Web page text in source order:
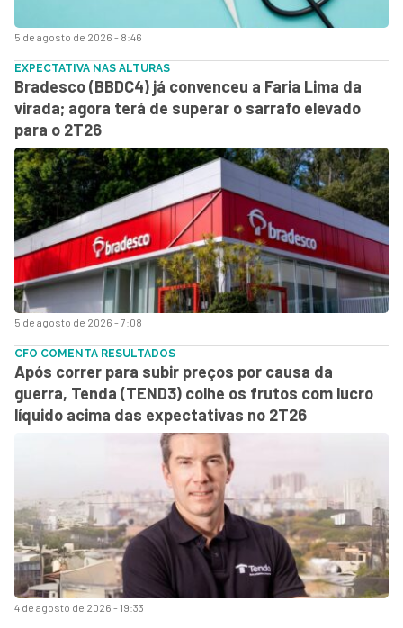
5 de agosto de 2026 - 8:46
5 de agosto de 2026 - 7:08
EXPECTATIVA NAS ALTURAS
Bradesco (BBDC4) já convenceu a Faria Lima da
virada; agora terá de superar o sarrafo elevado
para o 2T26
4 de agosto de 2026 - 19:33
CFO COMENTA RESULTADOS
Após correr para subir preços por causa da
guerra, Tenda (TEND3) colhe os frutos com lucro
líquido acima das expectativas no 2T26